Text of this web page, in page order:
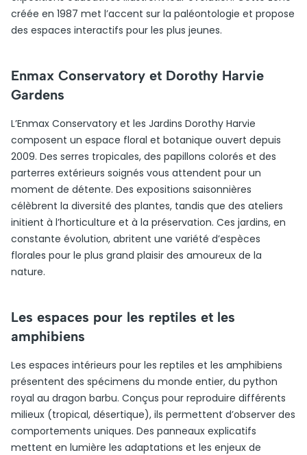
créée en 1987 met l’accent sur la paléontologie et propose
des espaces interactifs pour les plus jeunes.
Enmax Conservatory et Dorothy Harvie
Gardens
L’Enmax Conservatory et les Jardins Dorothy Harvie
composent un espace floral et botanique ouvert depuis
2009. Des serres tropicales, des papillons colorés et des
parterres extérieurs soignés vous attendent pour un
moment de détente. Des expositions saisonnières
célèbrent la diversité des plantes, tandis que des ateliers
initient à l’horticulture et à la préservation. Ces jardins, en
constante évolution, abritent une variété d’espèces
florales pour le plus grand plaisir des amoureux de la
nature.
Les espaces pour les reptiles et les
amphibiens
Les espaces intérieurs pour les reptiles et les amphibiens
présentent des spécimens du monde entier, du python
royal au dragon barbu. Conçus pour reproduire différents
milieux (tropical, désertique), ils permettent d’observer des
comportements uniques. Des panneaux explicatifs
mettent en lumière les adaptations et les enjeux de